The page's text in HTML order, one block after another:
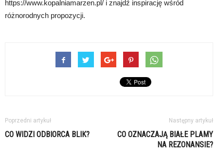
https://www.kopalniamarzen.pl/ i znajdź inspirację wśród
różnorodnych propozycji.
Poprzedni artykuł
CO WIDZI ODBIORCA BLIK?
Następny artykuł
CO OZNACZAJĄ BIAŁE PLAMY
NA REZONANSIE?